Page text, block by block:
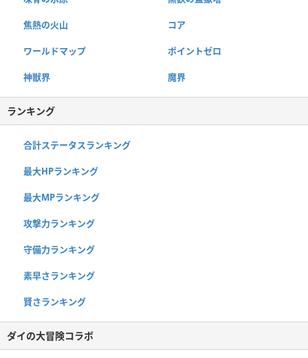
焦熱の火山 コア
ワールドマップ ポイントゼロ
神獣界 魔界
ランキング
合計ステータスランキング
最大HPランキング
最大MPランキング
攻撃力ランキング
守備力ランキング
素早さランキング
賢さランキング
ダイの大冒険コラボ